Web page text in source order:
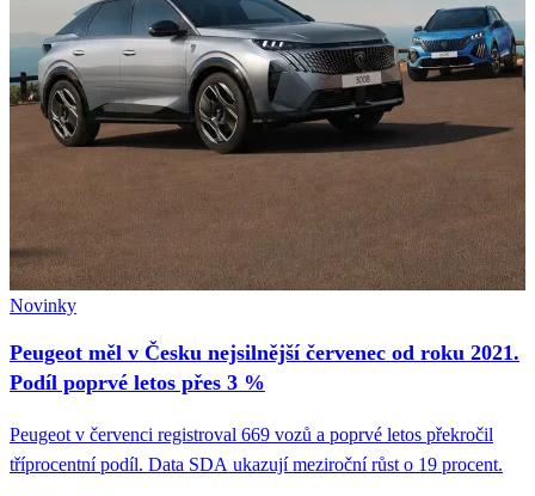
Novinky
Peugeot měl v Česku nejsilnější červenec od roku 2021.
Podíl poprvé letos přes 3 %
Peugeot v červenci registroval 669 vozů a poprvé letos překročil
tříprocentní podíl. Data SDA ukazují meziroční růst o 19 procent.